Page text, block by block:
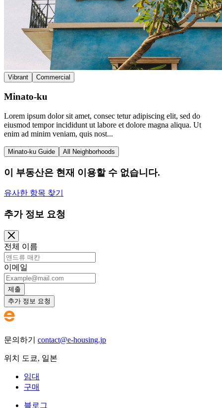
Vibrant Commercial
Minato-ku
Lorem ipsum dolor sit amet, consec tetur adipiscing elit, sed do
eiusmod tempor incididunt ut labore et dolore magna aliqua. Ut
enim ad minim veniam, quis nost...
Minato-ku Guide All Neighborhoods
이 부동산은 현재 이용할 수 없습니다.
유사한 항목 찾기
추가 정보 요청
전체 이름
이메일
제출
추가 정보 요청
문의하기 contact@e-housing.jp
위치 도쿄, 일본
임대
구매
블로그